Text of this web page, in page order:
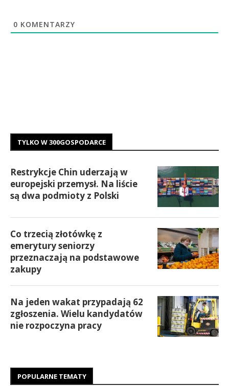
0 KOMENTARZY
TYLKO W 300GOSPODARCE
Restrykcje Chin uderzają w
europejski przemysł. Na liście
są dwa podmioty z Polski
Co trzecią złotówkę z
emerytury seniorzy
przeznaczają na podstawowe
zakupy
Na jeden wakat przypadają 62
zgłoszenia. Wielu kandydatów
nie rozpoczyna pracy
POPULARNE TEMATY